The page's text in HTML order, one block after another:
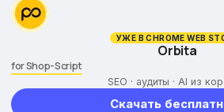
УЖЕ В CHROME WEB
Orbita
for Shop-Script
SEO · аудиты · AI из
Скачать